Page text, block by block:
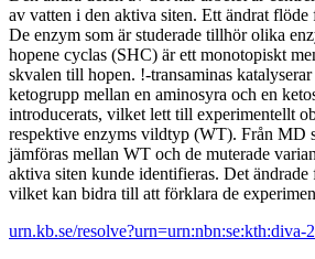
av vatten i den aktiva siten. Ett ändrat
De enzym som är studerade tillhör olika
hopene cyclas (SHC) är ett monotopiskt
skvalen till hopen. !-transaminas
ketogrupp mellan en aminosyra och en
introducerats, vilket lett till experimentellt
respektive enzyms vildtyp (WT). Från MD
jämföras mellan WT och de muterade
aktiva siten kunde identifieras. Det
vilket kan bidra till att förklara de
urn.kb.se/resolve?urn=urn:nbn:se:kth:diva-